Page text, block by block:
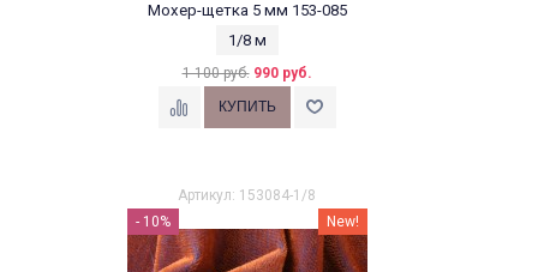
Мохер-щетка 5 мм 153-085
1/8 м
1 100 руб. 990 руб.
Артикул: 153084-1/8
- 10%
New!